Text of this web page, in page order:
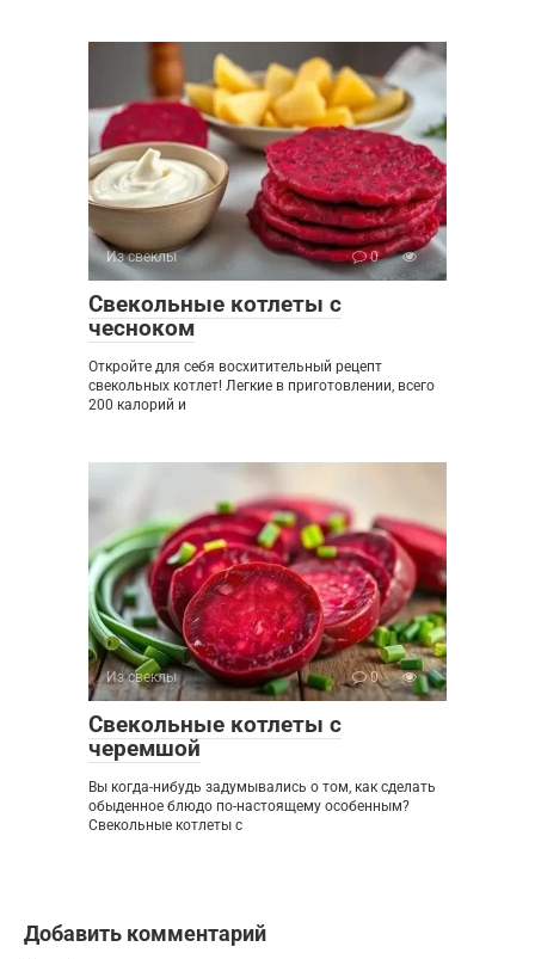
Из свеклы 0
Свекольные котлеты с
чесноком
Откройте для себя восхитительный рецепт
свекольных котлет! Легкие в приготовлении, всего
200 калорий и
Из свеклы 0
Свекольные котлеты с
черемшой
Вы когда-нибудь задумывались о том, как сделать
обыденное блюдо по-настоящему особенным?
Свекольные котлеты с
Добавить комментарий